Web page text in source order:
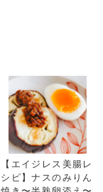
【エイジレス美腸レ
シピ】ナスのみりん